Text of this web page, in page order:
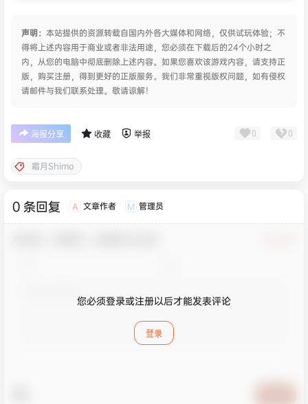
声明： 本站提供的资源转载自国内外各大媒体和网络，仅供试玩体验；不
得将上述内容用于商业或者非法用途，您必须在下载后的24个小时之
内，从您的电脑中彻底删除上述内容。如果您喜欢该游戏内容，请支持正
版，购买注册，得到更好的正版服务。我们非常重视版权问题，如有侵权
请邮件与我们联系处理。敬请谅解！
海报分享 收藏 举报 0 0
霜月Shimo
0 条回复 A 文章作者 M 管理员
您必须登录或注册以后才能发表评论
登录